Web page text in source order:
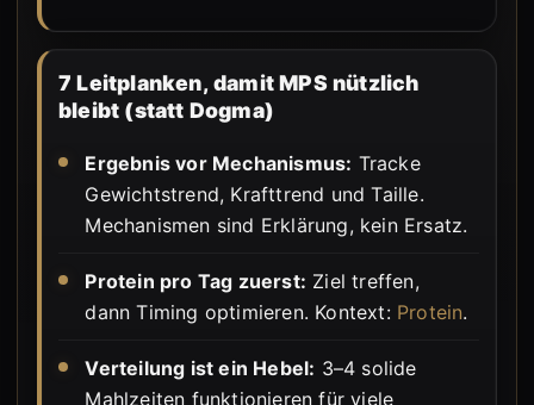
7 Leitplanken, damit MPS nützlich
bleibt (statt Dogma)
Ergebnis vor Mechanismus: Tracke
Gewichtstrend, Krafttrend und Taille.
Mechanismen sind Erklärung, kein Ersatz.
Protein pro Tag zuerst: Ziel treffen,
dann Timing optimieren. Kontext: Protein.
Verteilung ist ein Hebel: 3–4 solide
Mahlzeiten funktionieren für viele